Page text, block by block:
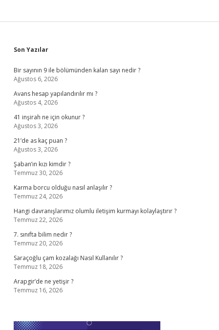
Sidebar
Son Yazılar
Bir sayının 9 ile bölümünden kalan sayı nedir ?
Ağustos 6, 2026
Avans hesap yapılandırılır mı ?
Ağustos 4, 2026
41 inşirah ne için okunur ?
Ağustos 3, 2026
21’de as kaç puan ?
Ağustos 3, 2026
Şaban’ın kızı kimdir ?
Temmuz 30, 2026
Karma borcu olduğu nasıl anlaşılır ?
Temmuz 24, 2026
Hangi davranışlarımız olumlu iletişim kurmayı kolaylaştırır ?
Temmuz 22, 2026
7. sınıfta bilim nedir ?
Temmuz 20, 2026
Saraçoğlu çam kozalağı Nasıl Kullanılır ?
Temmuz 18, 2026
Arapgir’de ne yetişir ?
Temmuz 16, 2026